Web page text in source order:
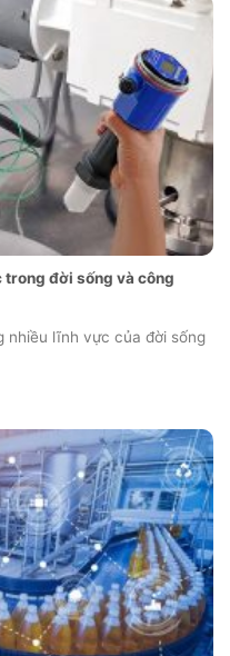
trong đời sống và công
nhiều lĩnh vực của đời sống